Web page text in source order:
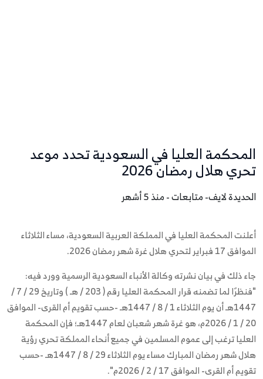
المحكمة العليا في السعودية تحدد موعد
تحري هلال رمضان 2026
الحديدة لايف- متابعات - منذ 5 أشهر
أعلنت المحكمة العليا في المملكة العربية السعودية، مساء الثلاثاء
الموافق 17 فبراير لتحري هلال غرة شهر رمضان 2026.
جاء ذلك في بيان نشرته وكالة الأنباء السعودية الرسمية وورد فيه:
"فنظرًا لما تضمنه قرار المحكمة العليا رقم ( 203 / هـ ) وتاريخ 29 / 7 /
1447هـ أن يوم الثلاثاء 1 / 8 / 1447هـ -حسب تقويم أم القرى- الموافق
20 / 1 / 2026م، هو غرة شهر شعبان لعام 1447هـ؛ فإن المحكمة
العليا ترغب إلى عموم المسلمين في جميع أنحاء المملكة تحري رؤية
هلال شهر رمضان المبارك مساء يوم الثلاثاء 29 / 8 / 1447هـ -حسب
تقويم أم القرى- الموافق 17 / 2 / 2026م".